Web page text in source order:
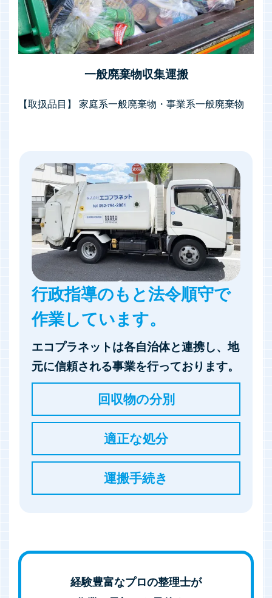
一般廃棄物収集運搬
【取扱品目】 家庭系一般廃棄物・事業系一般廃棄物
行政指導のもと法令順守で
作業しています。
エコプラネットは各自治体と連携し、地
元に信頼される事業を行っております。
回収物の分別
適正な処分
運搬手続き
経験豊富なプロの整理士が